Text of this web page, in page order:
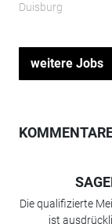
Duisburg
weitere Jobs
Die qualifizierte
ist